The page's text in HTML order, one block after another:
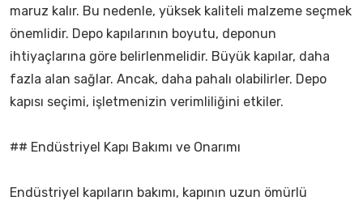
maruz kalır. Bu nedenle, yüksek kaliteli malzeme seçmek
önemlidir. Depo kapılarının boyutu, deponun
ihtiyaçlarına göre belirlenmelidir. Büyük kapılar, daha
fazla alan sağlar. Ancak, daha pahalı olabilirler. Depo
kapısı seçimi, işletmenizin verimliliğini etkiler.
## Endüstriyel Kapı Bakımı ve Onarımı
Endüstriyel kapıların bakımı, kapının uzun ömürlü